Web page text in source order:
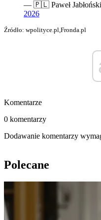
— 🇵🇱 Paweł
2026
Źródło: wpolityce.pl,Fronda.pl
Komentarze
0 komentarzy
Dodawanie komentarzy
Polecane